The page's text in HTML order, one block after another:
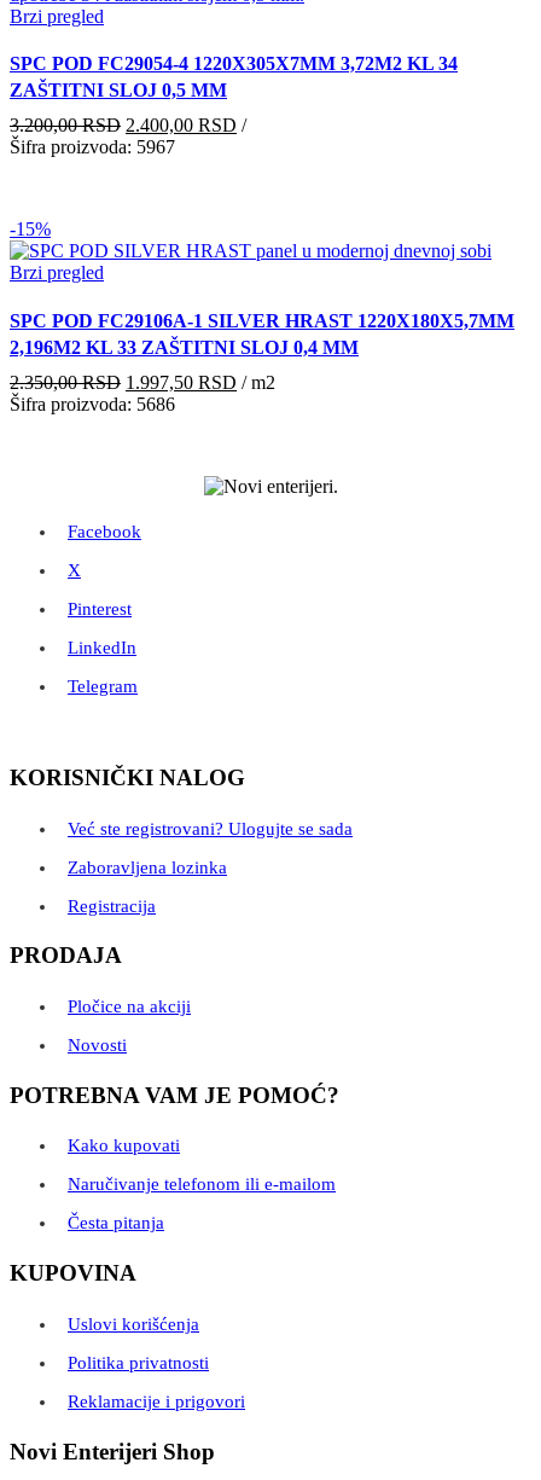
Brzi pregled
SPC POD FC29054-4 1220X305X7MM 3,72M2 KL 34
ZAŠTITNI SLOJ 0,5 MM
3.200,00RSD Originalna
cena
2.400,00 RSD Trenutna
/
Šifra proizvoda: 5967
-15%
Brzi pregled
SPC POD FC29106A-1 SILVER HRAST 1220X180X5,7MM
2,196M2 KL 33 ZAŠTITNI SLOJ 0,4 MM
2.350,00RSD Originalna
cena
1.997,50 RSD Trenutna
/ m2
Šifra proizvoda: 5686
Facebook
X
Pinterest
LinkedIn
Telegram
KORISNIČKI NALOG
Već ste registrovani? Ulogujte se sada
Zaboravljena lozinka
Registracija
PRODAJA
Pločice na akciji
Novosti
POTREBNA VAM JE POMOĆ?
Kako kupovati
Naručivanje telefonom ili e-mailom
Česta pitanja
KUPOVINA
Uslovi korišćenja
Politika privatnosti
Reklamacije i prigovori
Novi Enterijeri Shop